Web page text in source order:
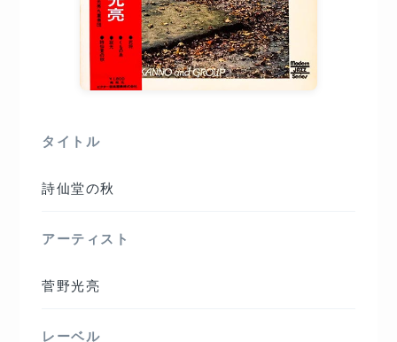
タイトル
詩仙堂の秋
アーティスト
菅野光亮
レーベル